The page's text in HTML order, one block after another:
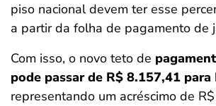
piso nacional devem ter esse
a partir da folha de pagamento de
Com isso, o novo teto de
pode passar de R$ 8.157,41
representando um acréscimo de